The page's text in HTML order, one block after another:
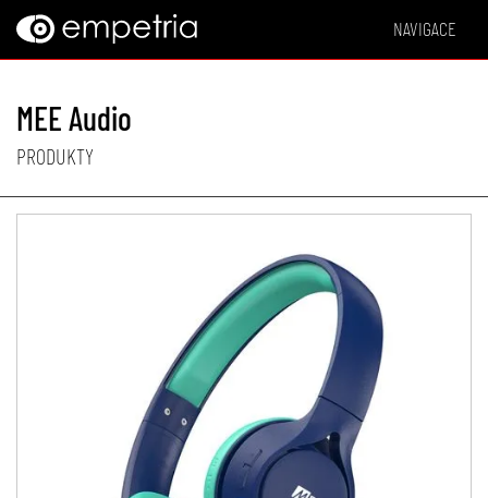
NAVIGACE
MEE Audio
PRODUKTY